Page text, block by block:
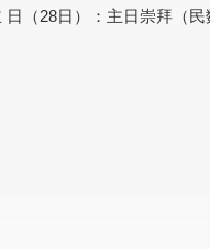
日（28日）：主日崇拜（